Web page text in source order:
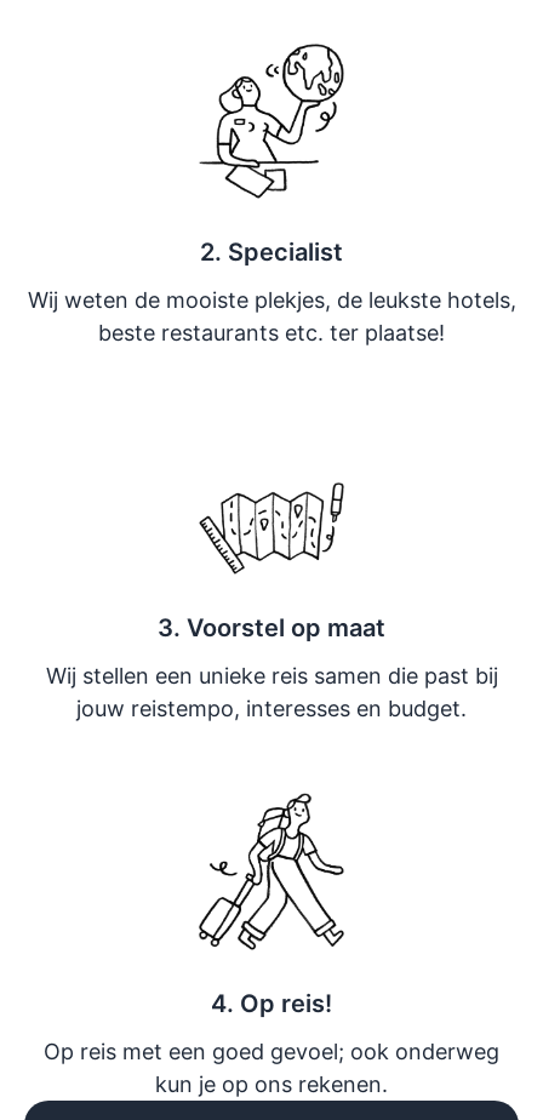
2. Specialist
Wij weten de mooiste plekjes, de leukste hotels,
beste restaurants etc. ter plaatse!
3. Voorstel op maat
Wij stellen een unieke reis samen die past bij
jouw reistempo, interesses en budget.
4. Op reis!
Op reis met een goed gevoel; ook onderweg
kun je op ons rekenen.